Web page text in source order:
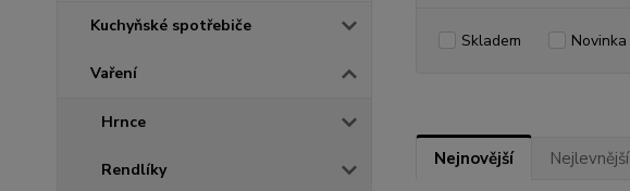
Kuchyňské spotřebiče
Vaření
Hrnce
Rendlíky
Skladem Novinka
Nejnovější Nejlevnější